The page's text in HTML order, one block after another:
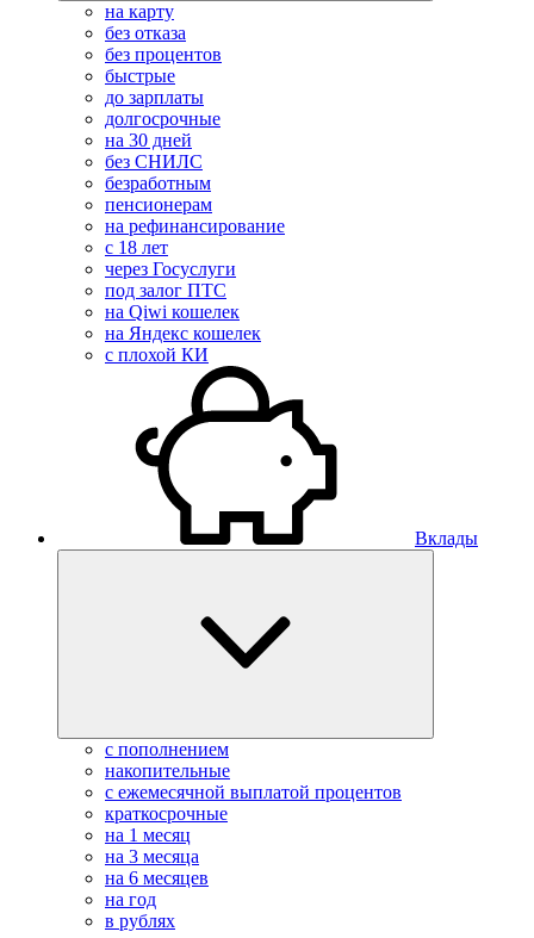
на карту
без отказа
без процентов
быстрые
до зарплаты
долгосрочные
на 30 дней
без СНИЛС
безработным
пенсионерам
на рефинансирование
с 18 лет
через Госуслуги
под залог ПТС
на Qiwi кошелек
на Яндекс кошелек
с плохой КИ
Вклады
с пополнением
накопительные
с ежемесячной выплатой процентов
краткосрочные
на 1 месяц
на 3 месяца
на 6 месяцев
на год
в рублях